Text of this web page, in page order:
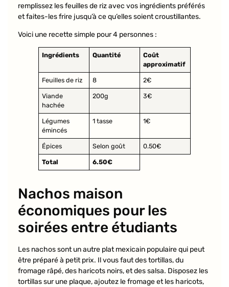
remplissez les feuilles de riz avec vos ingrédients préférés
et faites-les frire jusqu’à ce qu’elles soient croustillantes.
Voici une recette simple pour 4 personnes :
Ingrédients Quantité
Coût
approximatif
Feuilles de riz 8 2€
Viande
hachée
200g 3€
Légumes
émincés
1 tasse 1€
Épices Selon goût 0.50€
Total 6.50€
Nachos maison
économiques pour les
soirées entre étudiants
Les nachos sont un autre plat mexicain populaire qui peut
être préparé à petit prix. Il vous faut des tortillas, du
fromage râpé, des haricots noirs, et des salsa. Disposez les
tortillas sur une plaque, ajoutez le fromage et les haricots,